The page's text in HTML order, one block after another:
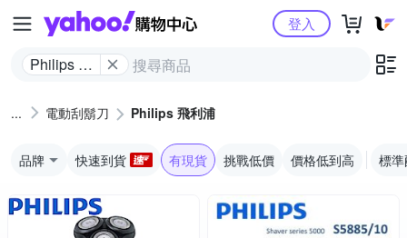
Yahoo購物中心
Philips 飛
登入
電動刮鬍刀 Philips 飛利浦
品牌 快速到貨 有現貨 挑戰低價 價格低到高 標